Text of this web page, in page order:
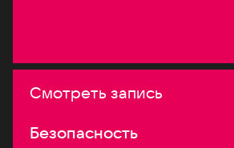
Смотреть запись
Безопасность